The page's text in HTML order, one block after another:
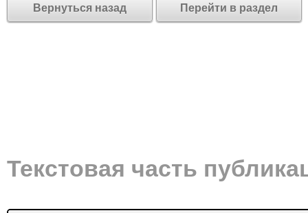
Вернуться назад Перейти в раздел
Текстовая часть